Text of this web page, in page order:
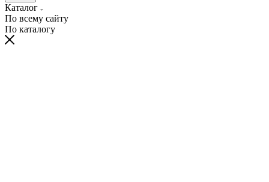
Каталог
По всему сайту
По каталогу